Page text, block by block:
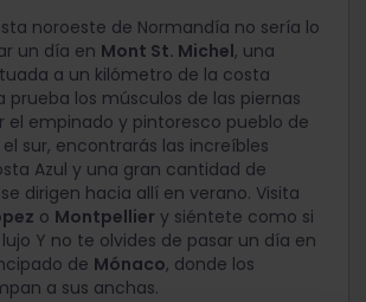
noroeste de Normandía no sería lo
un día en Mont St. Michel, una
a un kilómetro de la costa
prueba los músculos de las piernas
el empinado y pintoresco pueblo de
sur, encontrarás las increíbles
Azul y una gran cantidad de
dirigen hacia allí en verano. Visita
o Montpellier y siéntete como si
Y no te olvides de pasar un día en
de Mónaco, donde los
a sus anchas.